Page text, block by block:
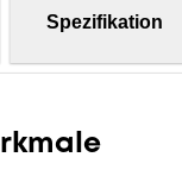
Spezifikation